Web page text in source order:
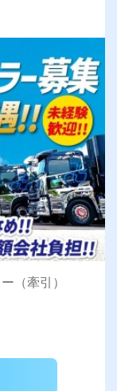
（牽引）